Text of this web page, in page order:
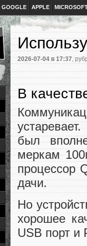
GOOGLE APPLE
2026-07-04 в 17:37,
В
был
меркам
процессор
дачи.
Но
хорошее
USB порт и